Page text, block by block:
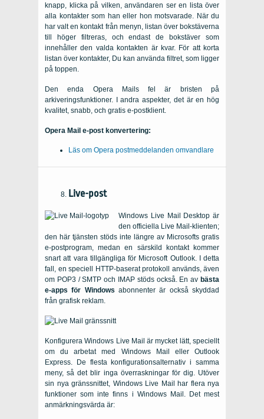
knapp, klicka på vilken, användaren ser en lista över
alla kontakter som han eller hon motsvarade. När du
har valt en kontakt från menyn, listan över bokstäverna
till höger filtreras, och endast de bokstäver som
innehåller den valda kontakten är kvar. För att korta
listan över kontakter, Du kan använda filtret, som ligger
på toppen.
Den enda Opera Mails fel är bristen på
arkiveringsfunktioner. I andra aspekter, det är en hög
kvalitet, snabb, och gratis e-postklient.
Opera Mail e-post konvertering:
Läs om Opera postmeddelanden omvandlare
Live-post
Windows Live Mail Desktop är
den officiella Live Mail-klienten;
den här tjänsten stöds inte längre av Microsofts gratis
e-postprogram, medan en särskild kontakt kommer
snart att vara tillgängliga för Microsoft Outlook. I detta
fall, en speciell HTTP-baserat protokoll används, även
om POP3 / SMTP och IMAP stöds också. En av bästa
e-apps för Windows abonnenter är också skyddad
från grafisk reklam.
Konfigurera Windows Live Mail är mycket lätt, speciellt
om du arbetat med Windows Mail eller Outlook
Express. De flesta konfigurationsalternativ i samma
meny, så det blir inga överraskningar för dig. Utöver
sin nya gränssnittet, Windows Live Mail har flera nya
funktioner som inte finns i Windows Mail. Det mest
anmärkningsvärda är: